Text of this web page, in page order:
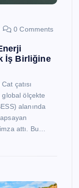
0 Comments
İş Birliğine
çatısı
global ölçekte
alanında
attı. Bu…